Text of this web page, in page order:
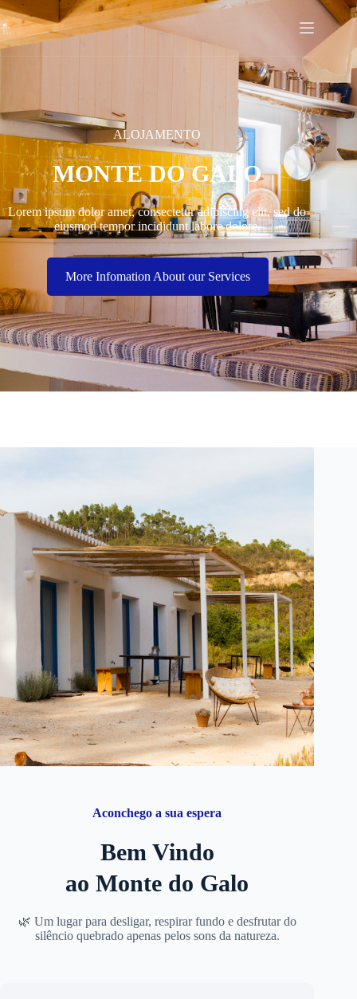
ALOJAMENTO
MONTE DO GALO
Lorem ipsum dolor amet, consectetur adipiscing elit, sed do
eiusmod tempor incididunt labore dolore.
More Infomation About our Services
Aconchego a sua espera
Bem Vindo
ao Monte do Galo
🌿 Um lugar para desligar, respirar fundo e desfrutar do
silêncio quebrado apenas pelos sons da natureza.